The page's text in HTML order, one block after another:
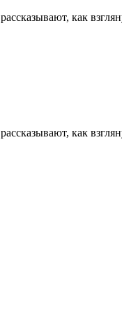
как
как